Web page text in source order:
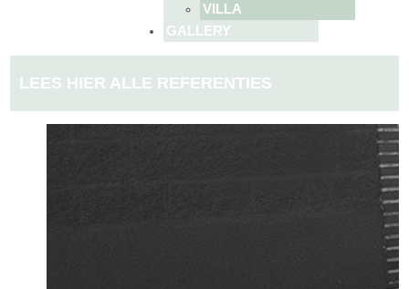
VILLA
GALLERY
LEES HIER ALLE REFERENTIES